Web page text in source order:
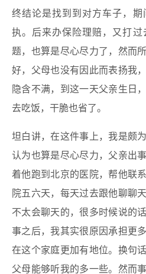
终结论是找到到对方车子，
执。后来办保险理赔，又打过
题，也算是尽心尽力了，然而
好，父母也没有因此而表扬我
隐含不满，到这一天父亲生日
去吃饭，干脆也省了。
坦白讲，在这件事上，我是颇
认为也算是尽心尽力，父亲出
着他跑到北京的医院，帮他联
院五六天，每天过去跟他聊聊
不太会聊天的，很多时候说的
事之后，我其实很原因承担更
在这个家庭更加有地位。换句
父母能够听我的多一些。然而